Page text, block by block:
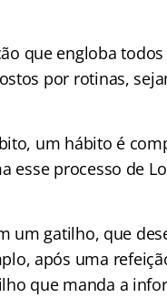
que engloba
por rotinas,
um hábito é
esse processo de
um gatilho, que
após uma
que manda a